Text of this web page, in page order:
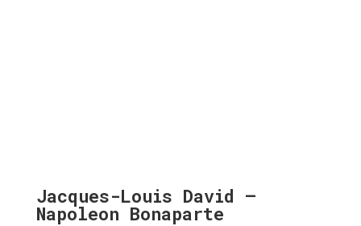
Jacques-Louis David –
Napoleon Bonaparte